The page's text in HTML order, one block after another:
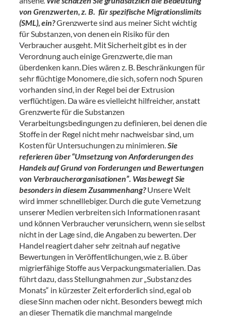
von Grenzwerten, z. B. für spezifische Migrationslimits
(SML), ein?Grenzwerte sind aus meiner Sicht wichtig
für Substanzen, von denen ein Risiko für den
Verbraucher ausgeht. Mit Sicherheit gibt es in der
Verordnung auch einige Grenzwerte, die man
überdenken kann. Dies wären z. B. Beschränkungen für
sehr flüchtige Monomere, die sich, sofern noch Spuren
vorhanden sind, in der Regel bei der Extrusion
verflüchtigen. Da wäre es vielleicht hilfreicher, anstatt
Grenzwerte für die Substanzen
Verarbeitungsbedingungen zu definieren, bei denen die
Stoffe in der Regel nicht mehr nachweisbar sind, um
Kosten für Untersuchungen zu minimieren.Sie
referieren über “Umsetzung von Anforderungen des
Handels auf Grund von Forderungen und Bewertungen
von Verbraucherorganisationen”. Was bewegt Sie
besonders in diesem Zusammenhang?Unsere Welt
wird immer schnelllebiger. Durch die gute Vernetzung
unserer Medien verbreiten sich Informationen rasant
und können Verbraucher verunsichern, wenn sie selbst
nicht in der Lage sind, die Angaben zu bewerten. Der
Handel reagiert daher sehr zeitnah auf negative
Bewertungen in Veröffentlichungen, wie z. B. über
migrierfähige Stoffe aus Verpackungsmaterialien. Das
führt dazu, dass Stellungnahmen zur „Substanz des
Monats“ in kürzester Zeit erforderlich sind, egal ob
diese Sinn machen oder nicht. Besonders bewegt mich
an dieser Thematik die manchmal mangelnde